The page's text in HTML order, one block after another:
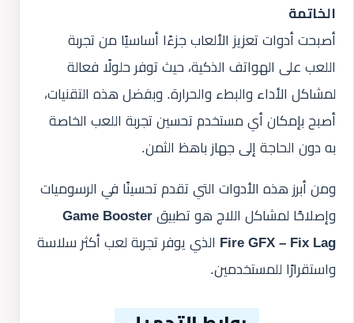
الخاتمة
أصبحت أدوات تعزيز الألعاب جزءًا أساسيًا من تجربة
اللعب على الهواتف الذكية، حيث توفر حلولًا فعالة
لمشاكل الأداء والبطء والحرارة. وبفضل هذه التقنيات،
أصبح بإمكان أي مستخدم تحسين تجربة اللعب الخاصة
به دون الحاجة إلى جهاز باهظ الثمن.
ومن أبرز هذه الأدوات التي تقدم تحسينًا في الرسوميات
وإصلاحًا لمشاكل اللاج هو تطبيق Game Booster
Fire GFX – Fix Lag الذي يوفر تجربة لعب أكثر سلاسة
واستقرارًا للمستخدمين.